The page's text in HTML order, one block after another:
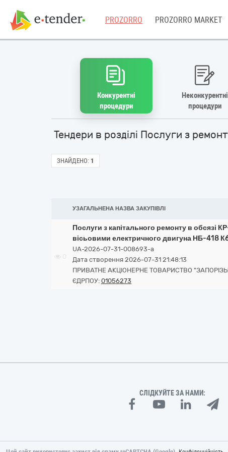
PROZORRO PROZORRO MARKET
Конкурентні
процедури
Неконкурентні
процедури
Тендери в розділі Послуги з
ЗНАЙДЕНО: 1
УЗАГАЛЬНЕНА НАЗВА ЗАКУПІВЛІ
Послуги з капітального ремонту в обсязі
вісьовими електричного двигуна НБ-418
UA-2026-07-31-008693-a
Дата створення 2026-07-31 21:48:13
ПРИВАТНЕ АКЦІОНЕРНЕ ТОВАРИСТВО
ЄДРПОУ: 01056273
СЛІДКУЙТЕ ЗА НАМИ: